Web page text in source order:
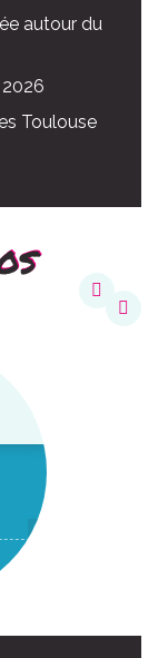
autour du
Toulouse